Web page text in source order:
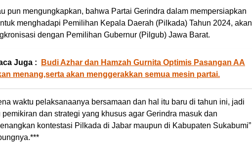
pun mengungkapkan, bahwa Partai Gerindra dalam mempersiapkan
menghadapi Pemilihan Kepala Daerah (Pilkada) Tahun 2024, akan
dengan Pemilihan Gubernur (Pilgub) Jawa Barat.
Juga :
Budi Azhar dan Hamzah Gurnita Optimis Pasangan AA
menang,serta akan menggerakkan semua mesin partai.
waktu pelaksanaanya bersamaan dan hal itu baru di tahun ini, jadi
pemikiran dan strategi yang khusus agar Gerindra masuk dan
kontestasi Pilkada di Jabar maupun di Kabupaten Sukabumi”